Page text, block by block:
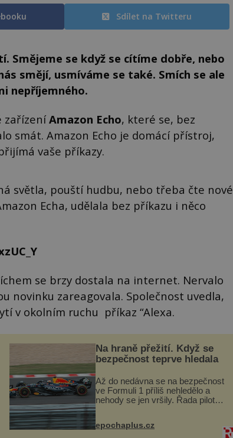
Sdílet na Twitteru
Smějeme se když se cítíme dobře, nebo
smějí, usmíváme se také. Smích se ale
nepříjemného.
zařízení Amazon Echo, které se, bez
smát. Amazon Echo je domácí přístroj,
vaše příkazy.
světla, pouští hudbu, nebo třeba čte nové
Echa, udělala bez příkazu i něco
se brzy dostala na internet. Nervalo
novinku zareagovala. Společnost uvedla,
v okolním ruchu příkaz “Alexa.
Na hraně přežití. Když se
bezpečnost teprve hledala
Až do nedávna se na bezpečnost
ve Formuli 1 příliš nehledělo a
nehody se jen vršily. Řada pilotů
i ztrátou života. Dnes
epochaplus.cz